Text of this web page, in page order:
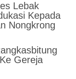
Lebak
Kepada
Nongkrong
Gereja